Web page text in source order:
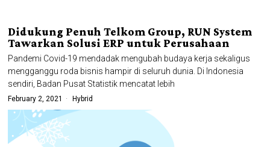
Didukung Penuh Telkom Group, RUN System
Tawarkan Solusi ERP untuk Perusahaan
Pandemi Covid-19 mendadak mengubah budaya kerja sekaligus
mengganggu roda bisnis hampir di seluruh dunia. Di Indonesia
sendiri, Badan Pusat Statistik mencatat lebih
February 2, 2021 Hybrid